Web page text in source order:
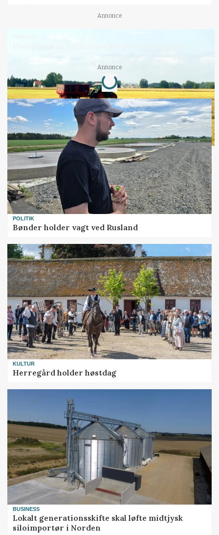
Annonce
Annonce
Loading...
POLITIK
Bønder holder vagt ved Rusland
KULTUR
Herregård holder høstdag
BUSINESS
Lokalt generationsskifte skal løfte midtjysk
siloimportør i Norden